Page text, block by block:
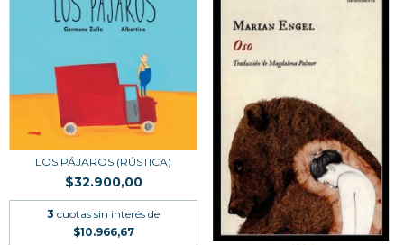
LOS PÁJAROS (RÚSTICA)
$32.900,00
3 cuotas sin interés de
$10.966,67